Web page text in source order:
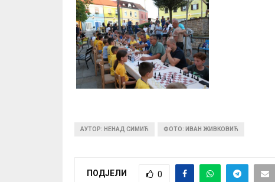
АУТОР: НЕНАД СИМИЋ ФОТО: ИВАН ЖИВКОВИЋ
ПОДЈЕЛИ 0